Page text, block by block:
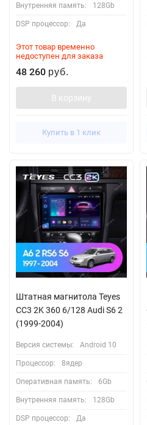
Внутренняя память: 128Gb
DSP процессор: Да
Этот товар временно
недоступен для заказа
48 260 руб.
В корзину
Купить в 1 клик
Штатная магнитола Teyes
CC3 2K 360 6/128 Audi S6 2
(1999-2004)
Версия системы: Android 10
Процессор: 8ядер
Оперативная память: 6Gb
Внутренняя память: 128Gb
DSP процессор: Да